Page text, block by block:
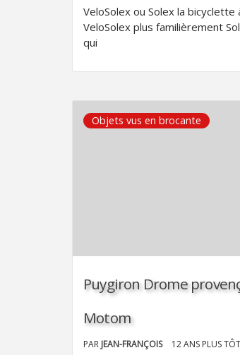
VeloSolex ou Solex la bicyclette
VeloSolex plus familièrement
qui
Objets vus en brocante
Puygiron Drome
Motom
PAR JEAN-FRANÇOIS 12 ANS PLUS TÔT